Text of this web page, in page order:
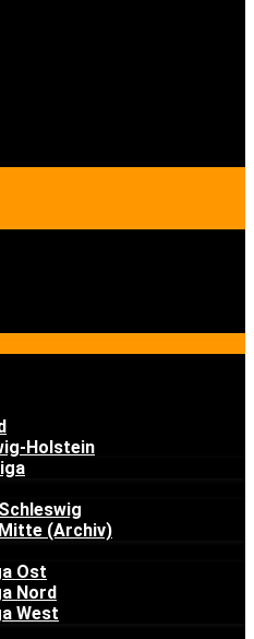
Holstein
(Archiv)
Ost
Nord
West